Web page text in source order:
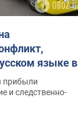
языке в
составила
протокол.
прибыли
и следственно-